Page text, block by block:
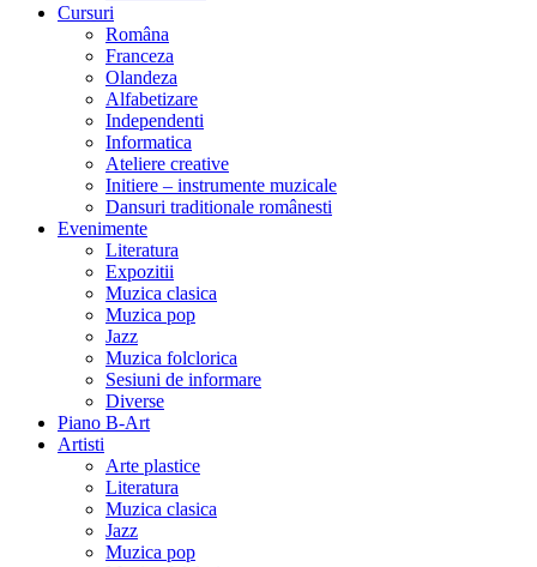
Cursuri
Româna
Franceza
Olandeza
Alfabetizare
Independenti
Informatica
Ateliere creative
Initiere – instrumente muzicale
Dansuri traditionale românesti
Evenimente
Literatura
Expozitii
Muzica clasica
Muzica pop
Jazz
Muzica folclorica
Sesiuni de informare
Diverse
Piano B-Art
Artisti
Arte plastice
Literatura
Muzica clasica
Jazz
Muzica pop